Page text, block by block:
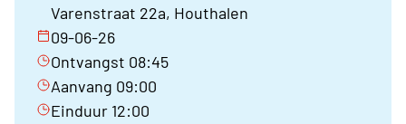
Varenstraat 22a, Houthalen
09-06-26
Ontvangst 08:45
Aanvang 09:00
Einduur 12:00